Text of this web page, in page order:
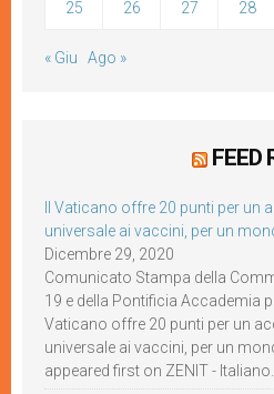
25 26 27 28
« Giu Ago »
FEED
Il Vaticano offre 20 punti per un
universale ai vaccini, per un
Dicembre 29, 2020
Comunicato Stampa della
19 e della Pontificia Accademia
Vaticano offre 20 punti per un
universale ai vaccini, per un
appeared first on ZENIT - Italiano.